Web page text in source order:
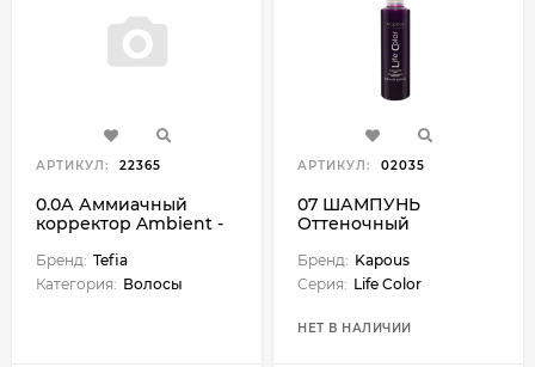
АРТИКУЛ: 22365
0.0А Аммиачный
корректор Ambient -
Бренд: Tefia
Категория: Волосы
АРТИКУЛ: 02035
07 ШАМПУНЬ
Оттеночный
Бренд: Kapous
Серия: Life Color
НЕТ В НАЛИЧИИ